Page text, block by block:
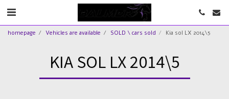
homepage Vehicles are available SOLD \ cars sold Kia sol LX 2014\5
KIA SOL LX 2014\5